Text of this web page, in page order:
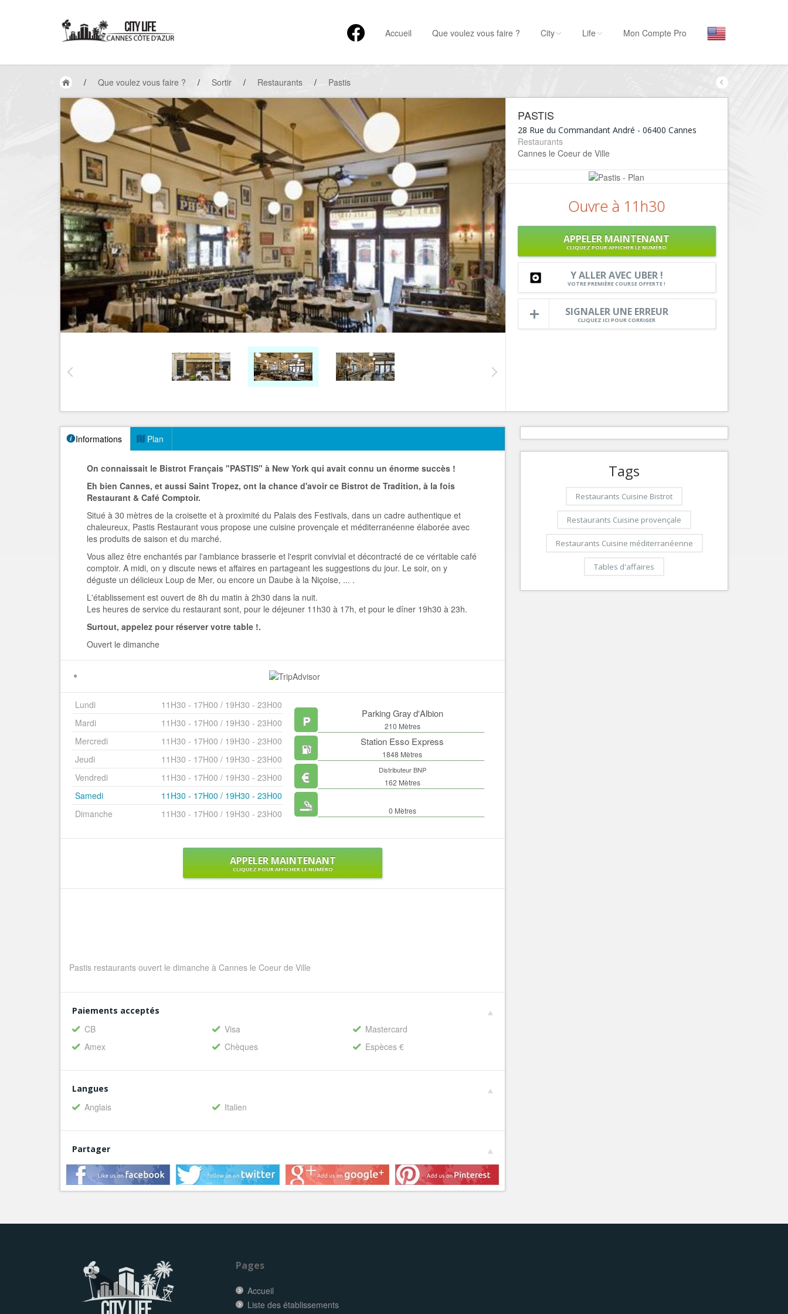
Accueil Que voulez vous faire ?
Mode, ...
Loisirs
Plages, sports, ...
Tourisme, ...
City Life Mon Compte Pro
/ Que voulez vous faire ? / Sortir / Restaurants / Pastis
PASTIS
28 Rue du Commandant André - 06400 Cannes
Restaurants
Cannes le Coeur de Ville
Ouvre à 11h30
APPELER MAINTENANT
CLIQUEZ POUR AFFICHER LE NUMÉRO
Y ALLER AVEC UBER !
VOTRE PREMIÈRE COURSE OFFERTE !
SIGNALER UNE ERREUR
CLIQUEZ ICI POUR CORRIGER
Informations Plan
On connaissait le Bistrot Français "PASTIS" à New York qui avait connu un énorme succès !
Eh bien Cannes, et aussi Saint Tropez, ont la chance d'avoir ce Bistrot de Tradition, à la fois
Restaurant & Café Comptoir.
Situé à 30 mètres de la croisette et à proximité du Palais des Festivals, dans un cadre authentique et
chaleureux, Pastis Restaurant vous propose une cuisine provençale et méditerranéenne élaborée avec
les produits de saison et du marché.
Vous allez être enchantés par l'ambiance brasserie et l'esprit convivial et décontracté de ce véritable café
comptoir. A midi, on y discute news et affaires en partageant les suggestions du jour. Le soir, on y
déguste un délicieux Loup de Mer, ou encore un Daube à la Niçoise, ... .
L'établissement est ouvert de 8h du matin à 2h30 dans la nuit.
Les heures de service du restaurant sont, pour le déjeuner 11h30 à 17h, et pour le dîner 19h30 à 23h.
Surtout, appelez pour réserver votre table !.
Ouvert le dimanche
Lundi
11H30 - 17H00 / 19H30 - 23H00
Mardi
11H30 - 17H00 / 19H30 - 23H00
Mercredi
11H30 - 17H00 / 19H30 - 23H00
Jeudi
11H30 - 17H00 / 19H30 - 23H00
Vendredi
11H30 - 17H00 / 19H30 - 23H00
Samedi
11H30 - 17H00 / 19H30 - 23H00
Dimanche
11H30 - 17H00 / 19H30 - 23H00
Parking Gray d'Albion
210 Mètres
Station Esso Express
1848 Mètres
Distributeur BNP
162 Mètres
0 Mètres
APPELER MAINTENANT
CLIQUEZ POUR AFFICHER LE NUMÉRO
Pastis restaurants ouvert le dimanche à Cannes le Coeur de Ville
Paiements acceptés
CB Visa
Mastercard
Amex
Chèques Espèces €
Langues
Anglais Italien
Partager
Tags
Restaurants Cuisine Bistrot
Restaurants Cuisine provençale
Restaurants Cuisine méditerranéenne
Tables d'affaires
Pages
Accueil
Liste des établissements